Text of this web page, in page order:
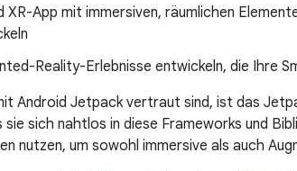
XR-App mit immersiven, räumlichen
Reality-Erlebnisse entwickeln, die Ihre
Android Jetpack vertraut sind, ist das
sich nahtlos in diese Frameworks und
nutzen, um sowohl immersive als auch